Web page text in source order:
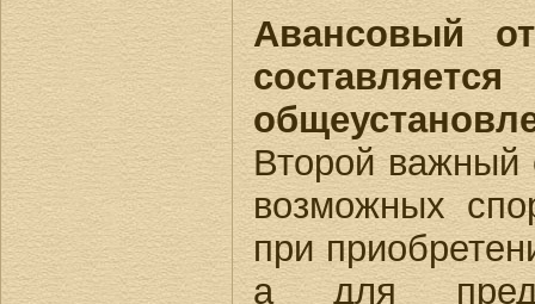
Авансовый
Второй важный
возможных
при
а для